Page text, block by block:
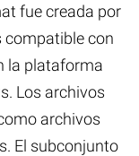
fue creada por
compatible con
la plataforma
Los archivos
archivos
El subconjunto